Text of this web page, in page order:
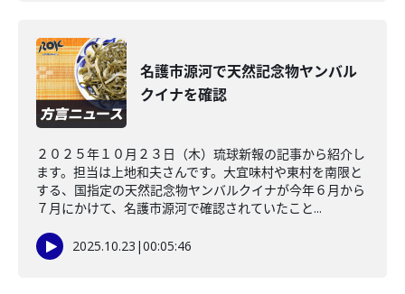
名護市源河で天然記念物ヤンバル
クイナを確認
２０２５年１０月２３日（木）琉球新報の記事から紹介し
ます。担当は上地和夫さんです。大宜味村や東村を南限と
する、国指定の天然記念物ヤンバルクイナが今年６月から
７月にかけて、名護市源河で確認されていたこと...
2025.10.23 |00:05:46